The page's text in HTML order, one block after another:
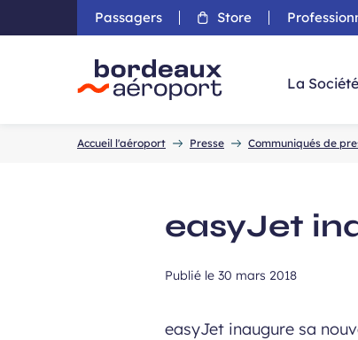
Passagers Store
La
Accueil l'aéroport Presse Communiqués de
easyJet
Publié le30 mars 2018
easyJet inaugure sa